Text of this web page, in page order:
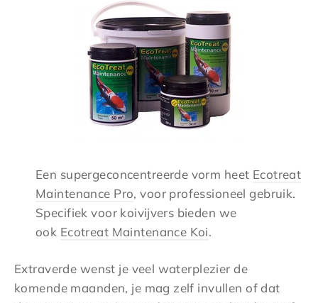
Een supergeconcentreerde vorm heet Ecotreat
Maintenance Pro, voor professioneel gebruik.
Specifiek voor koivijvers bieden we
ook Ecotreat Maintenance Koi.
Extraverde wenst je veel waterplezier de
komende maanden, je mag zelf invullen of dat